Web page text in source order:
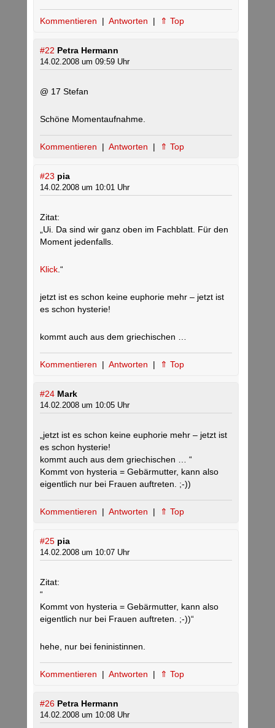
Kommentieren | Antworten | ⇑ Top
#22 Petra Hermann
14.02.2008 um 09:59 Uhr
@ 17 Stefan
Schöne Momentaufnahme.
Kommentieren | Antworten | ⇑ Top
#23 pia
14.02.2008 um 10:01 Uhr
Zitat:
„Ui. Da sind wir ganz oben im Fachblatt. Für den
Moment jedenfalls.
Klick .“
jetzt ist es schon keine euphorie mehr – jetzt ist
es schon hysterie!
kommt auch aus dem griechischen …
Kommentieren | Antworten | ⇑ Top
#24 Mark
14.02.2008 um 10:05 Uhr
„jetzt ist es schon keine euphorie mehr – jetzt ist
es schon hysterie!
kommt auch aus dem griechischen … “
Kommt von hysteria = Gebärmutter, kann also
eigentlich nur bei Frauen auftreten. ;-))
Kommentieren | Antworten | ⇑ Top
#25 pia
14.02.2008 um 10:07 Uhr
Zitat:
“
Kommt von hysteria = Gebärmutter, kann also
eigentlich nur bei Frauen auftreten. ;-))“
hehe, nur bei feninistinnen.
Kommentieren | Antworten | ⇑ Top
#26 Petra Hermann
14.02.2008 um 10:08 Uhr